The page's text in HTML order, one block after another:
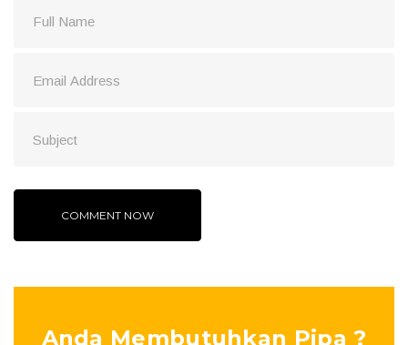
Anda Membutuhkan Pipa ?